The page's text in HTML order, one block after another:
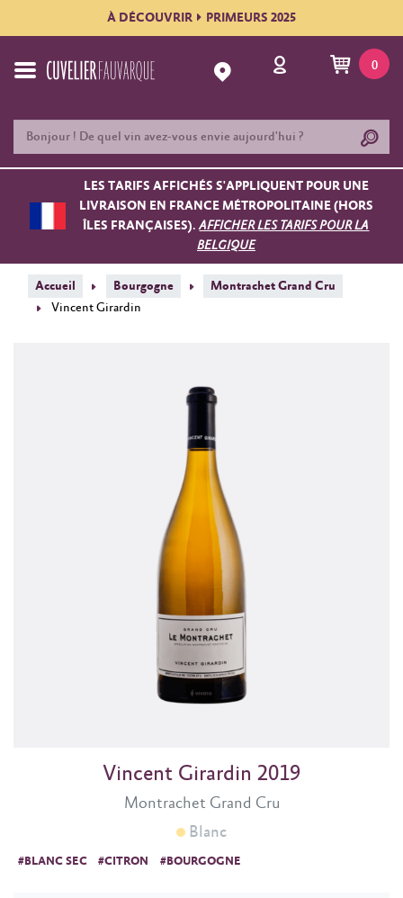
À DÉCOUVRIR PRIMEURS 2025
0
LES TARIFS AFFICHÉS S'APPLIQUENT POUR UNE
LIVRAISON EN FRANCE MÉTROPOLITAINE (HORS
ÎLES FRANÇAISES).AFFICHER LES TARIFS POUR LA
BELGIQUE
Accueil Bourgogne
Montrachet Grand Cru
Vincent Girardin
Montrachet Grand Cru
Vincent Girardin 2019
Blanc
#BLANC SEC #CITRON #BOURGOGNE